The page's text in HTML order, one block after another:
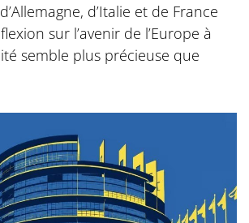
d’Italie et de France
sur l’avenir de l’Europe à
semble plus précieuse que